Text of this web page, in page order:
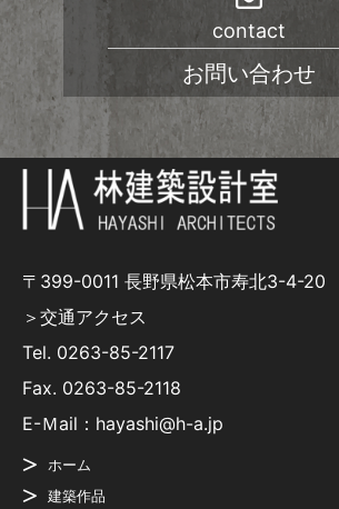
contact
お問い合わせ
〒399-0011 長野県松本市寿北3-4-20
＞交通アクセス
Tel. 0263-85-2117
Fax. 0263-85-2118
E-Ｍail：hayashi@h-a.jp
ホーム
建築作品